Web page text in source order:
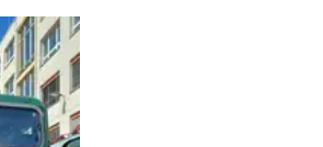
Q)
Hbf ·LL·